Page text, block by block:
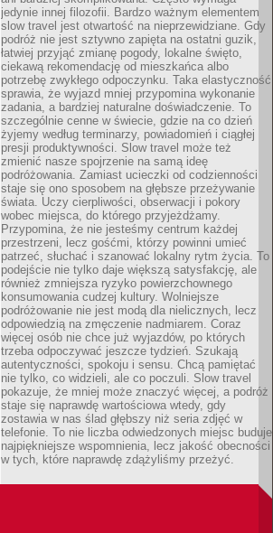
jedynie innej filozofii. Bardzo ważnym elementem
slow travel jest otwartość na nieprzewidziane. Gdy
podróż nie jest sztywno zapięta na ostatni guzik,
łatwiej przyjąć zmianę pogody, lokalne święto,
ciekawą rekomendację od mieszkańca albo
potrzebę zwykłego odpoczynku. Taka elastyczność
sprawia, że wyjazd mniej przypomina wykonanie
zadania, a bardziej naturalne doświadczenie. To
szczególnie cenne w świecie, gdzie na co dzień
żyjemy według terminarzy, powiadomień i ciągłej
presji produktywności. Slow travel może też
zmienić nasze spojrzenie na samą ideę
podróżowania. Zamiast ucieczki od codzienności
staje się ono sposobem na głębsze przeżywanie
świata. Uczy cierpliwości, obserwacji i pokory
wobec miejsca, do którego przyjeżdżamy.
Przypomina, że nie jesteśmy centrum każdej
przestrzeni, lecz gośćmi, którzy powinni umieć
patrzeć, słuchać i szanować lokalny rytm życia. To
podejście nie tylko daje większą satysfakcję, ale
również zmniejsza ryzyko powierzchownego
konsumowania cudzej kultury. Wolniejsze
podróżowanie nie jest modą dla nielicznych, lecz
odpowiedzią na zmęczenie nadmiarem. Coraz
więcej osób nie chce już wyjazdów, po których
trzeba odpoczywać jeszcze tydzień. Szukają
autentyczności, spokoju i sensu. Chcą pamiętać
nie tylko, co widzieli, ale co poczuli. Slow travel
pokazuje, że mniej może znaczyć więcej, a podróż
staje się naprawdę wartościowa wtedy, gdy
zostawia w nas ślad głębszy niż seria zdjęć w
telefonie. To nie liczba odwiedzonych miejsc buduje
najpiękniejsze wspomnienia, lecz jakość obecności
w tych, które naprawdę zdążyliśmy przeżyć.